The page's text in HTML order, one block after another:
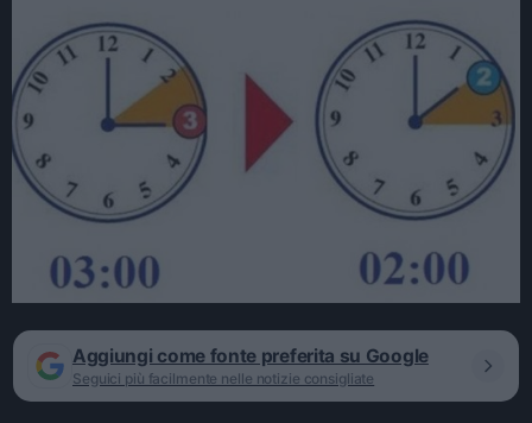
Aggiungi come fonte preferita su Google
Seguici più facilmente nelle notizie consigliate